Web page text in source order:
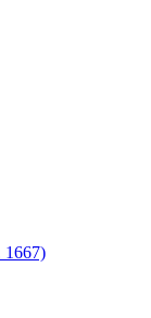
1667)